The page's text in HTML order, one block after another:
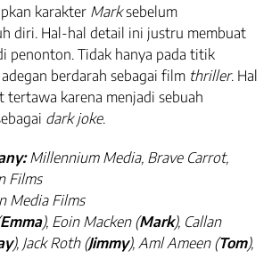
karakter Marksebelum
diri. Hal-hal detail ini justru membuat
penonton. Tidak hanya pada titik
berdarah sebagai film thriller. Hal
tertawa karena menjadi sebuah
dark joke.
Millennium Media, Brave Carrot,
Films
Media Films
Emma), Eoin Macken (Mark), Callan
), Jack Roth (Jimmy), Aml Ameen (Tom),